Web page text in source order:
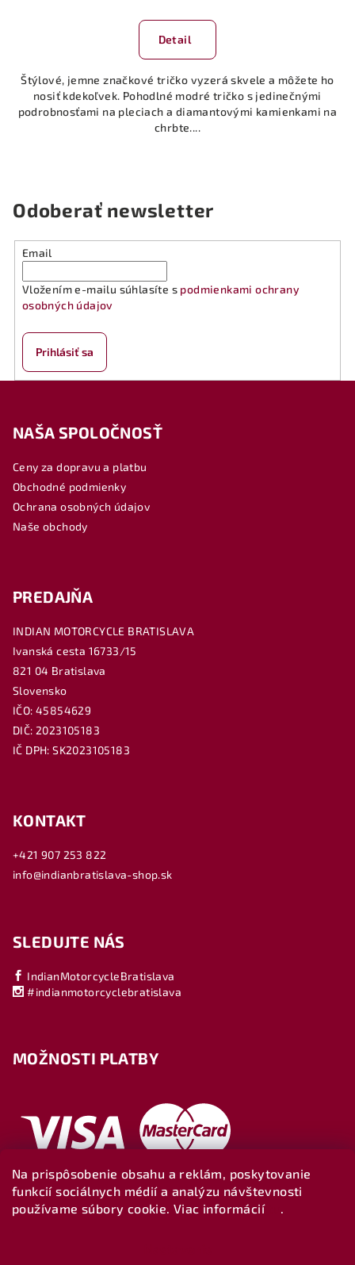
Na prispôsobenie obsahu a reklám, poskytovanie
funkcií sociálnych médií a analýzu návštevnosti
používame súbory cookie. Viac informácií
.
Detail
Štýlové, jemne značkové tričko vyzerá skvele a môžete ho
nosiť kdekoľvek. Pohodlné modré tričko s jedinečnými
podrobnosťami na pleciach a diamantovými kamienkami na
chrbte....
Odoberať newsletter
Email
Vložením e-mailu súhlasíte s podmienkami ochrany
osobných údajov
Prihlásiť sa
NAŠA SPOLOČNOSŤ
Ceny za dopravu a platbu
Obchodné podmienky
Ochrana osobných údajov
Naše obchody
PREDAJŇA
INDIAN MOTORCYCLE BRATISLAVA
Ivanská cesta 16733/15
821 04 Bratislava
Slovensko
IČO: 45854629
DIČ: 2023105183
IČ DPH: SK2023105183
KONTAKT
+421 907 253 822
info@indianbratislava-shop.sk
SLEDUJTE NÁS
IndianMotorcycleBratislava
#indianmotorcyclebratislava
MOŽNOSTI PLATBY